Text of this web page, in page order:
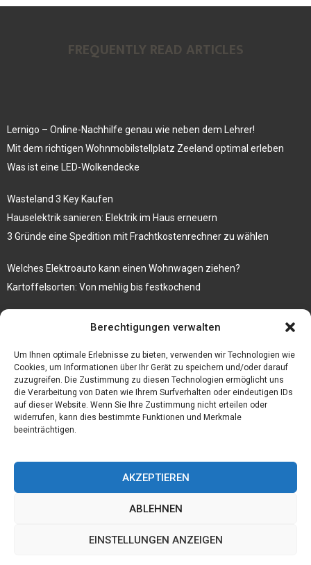
Berechtigungen verwalten
Um Ihnen optimale Erlebnisse zu bieten, verwenden wir Technologien wie
Cookies, um Informationen über Ihr Gerät zu speichern und/oder darauf
zuzugreifen. Die Zustimmung zu diesen Technologien ermöglicht uns
die Verarbeitung von Daten wie Ihrem Surfverhalten oder eindeutigen IDs
auf dieser Website. Wenn Sie Ihre Zustimmung nicht erteilen oder
widerrufen, kann dies bestimmte Funktionen und Merkmale
beeinträchtigen.
AKZEPTIEREN
ABLEHNEN
EINSTELLUNGEN ANZEIGEN
FREQUENTLY READ ARTICLES
Lernigo – Online-Nachhilfe genau wie neben dem Lehrer!
Mit dem richtigen Wohnmobilstellplatz Zeeland optimal erleben
Was ist eine LED-Wolkendecke
Wasteland 3 Key Kaufen
Hauselektrik sanieren: Elektrik im Haus erneuern
3 Gründe eine Spedition mit Frachtkostenrechner zu wählen
Welches Elektroauto kann einen Wohnwagen ziehen?
Kartoffelsorten: Von mehlig bis festkochend
Firma einfach und kostenlos bekannt machen mit diesen 5 Tipps